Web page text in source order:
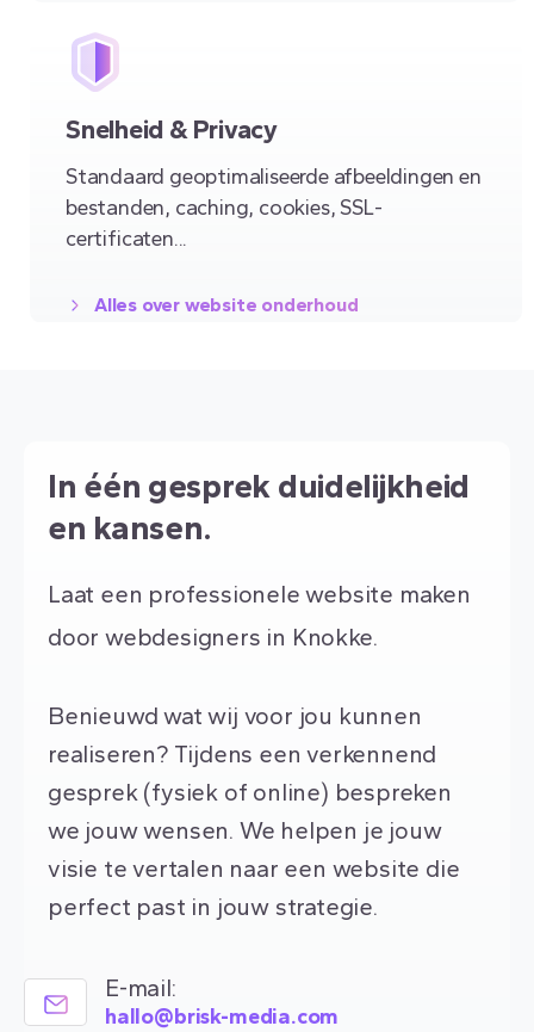
Snelheid & Privacy
Standaard geoptimaliseerde afbeeldingen en
bestanden, caching, cookies, SSL-
certificaten...
Alles over website onderhoud
In één gesprek duidelijkheid
en kansen.
Laat een professionele website maken
door webdesigners in Knokke.
Benieuwd wat wij voor jou kunnen
realiseren? Tijdens een verkennend
gesprek (fysiek of online) bespreken
we jouw wensen. We helpen je jouw
visie te vertalen naar een website die
perfect past in jouw strategie.
E-mail:
hallo@brisk-media.com